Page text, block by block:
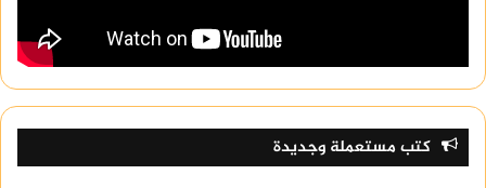
كتب مستعملة وجديدة